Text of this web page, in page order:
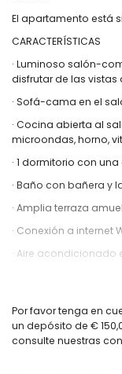
El apartamento está
CARACTERÍSTICAS
· Luminoso salón-
disfrutar de las vistas
· Sofá-cama en el
· Cocina abierta al
microondas, horno,
· 1 dormitorio con
· Baño con bañera y
· Amplia terraza
· Conexión a internet
· Aire
INFORMACIÓN
· Plaza de parking
Por favor tenga en
un depósito de €
consulte nuestras